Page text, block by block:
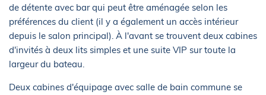
de détente avec bar qui peut être aménagée selon les
préférences du client (il y a également un accès intérieur
depuis le salon principal). À l'avant se trouvent deux cabines
d'invités à deux lits simples et une suite VIP sur toute la
largeur du bateau.
Deux cabines d'équipage avec salle de bain commune se